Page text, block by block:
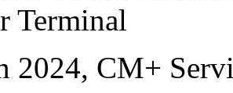
Terminal
2024, CM+